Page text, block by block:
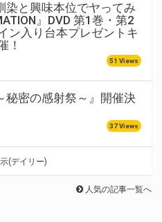
染と興味本位でヤってみ
』DVD 第1巻・第2
ン入り台本プレゼントキ
！
51 Views
秘密の感射祭～』開催決
37 Views
(デイリー)
人気の記事一覧へ